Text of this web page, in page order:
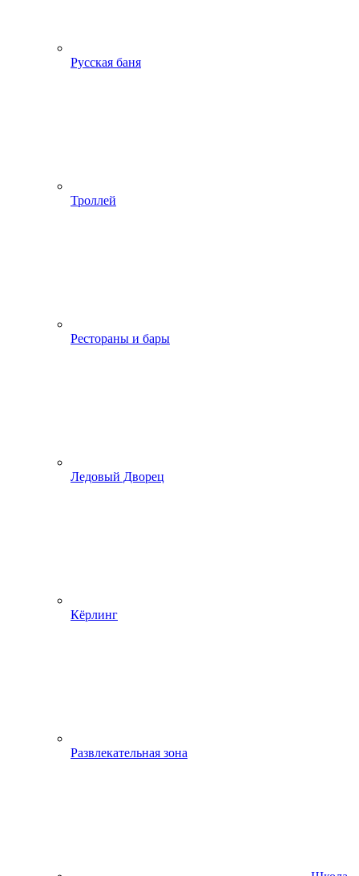
Русская баня
Троллей
Рестораны и бары
Ледовый Дворец
Кёрлинг
Развлекательная зона